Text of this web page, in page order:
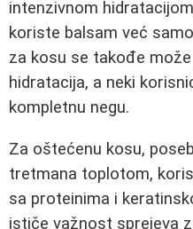
intenzivnom
koriste balsam već
za kosu se takođe
hidratacija, a neki
kompletnu negu.
Za oštećenu kosu,
tretmana toplotom,
sa proteinima i
ističe važnost sprejeva